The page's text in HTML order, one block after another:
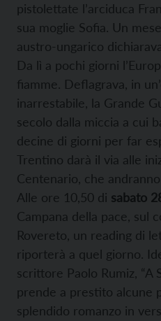
pistolettate l’arciduca
sua moglie Sofia. Un
austro-ungarico
Da lì a pochi giorni
fiamme. Deflagrava, in
inarrestabile, la Grande
secolo dalla miccia a cui
decine di giorni per far
Trentino darà il via alle
Centenario, che
Alle ore 10,50 di sabato
Campana della pace, sul
Rovereto, un reading di
riporterà a quel giorno.
scrittore Paolo Rumiz, “A
prende a prestito alcune
splendido romanzo in